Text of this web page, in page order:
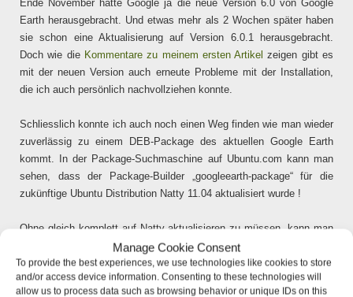
Manage Cookie Consent
To provide the best experiences, we use technologies like cookies to store
and/or access device information. Consenting to these technologies will
allow us to process data such as browsing behavior or unique IDs on this
Ende November hatte Google ja die neue Version 6.0 von Google
Earth herausgebracht. Und etwas mehr als 2 Wochen später haben
sie schon eine Aktualisierung auf Version 6.0.1 herausgebracht.
Doch wie die Kommentare zu meinem ersten Artikel zeigen gibt es
mit der neuen Version auch erneute Probleme mit der Installation,
die ich auch persönlich nachvollziehen konnte.
Schliesslich konnte ich auch noch einen Weg finden wie man wieder
zuverlässig zu einem DEB-Package des aktuellen Google Earth
kommt. In der Package-Suchmaschine auf Ubuntu.com kann man
sehen, dass der Package-Builder „googleearth-package“ für die
zukünftige Ubuntu Distribution Natty 11.04 aktualisiert wurde !
Ohne gleich komplett auf Natty aktualisieren zu müssen, kann man
diesen einzelne Paket herunterladen und gezielt installiern, was
selbst auch unter Lucid 10.04 ohne Probleme klappt. Dazu kann
man wie folgt vorgehen ..